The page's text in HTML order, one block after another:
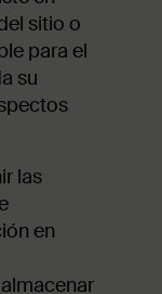
sitio o
para el
su
las
en